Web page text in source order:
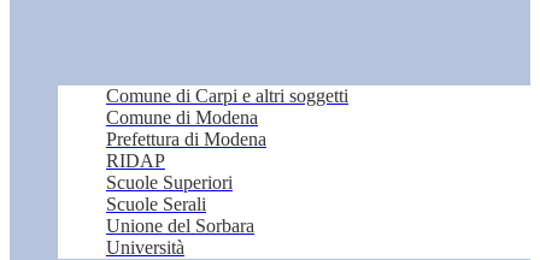
Comune di Carpi e altri soggetti
Comune di Modena
Prefettura di Modena
RIDAP
Scuole Superiori
Scuole Serali
Unione del Sorbara
Università